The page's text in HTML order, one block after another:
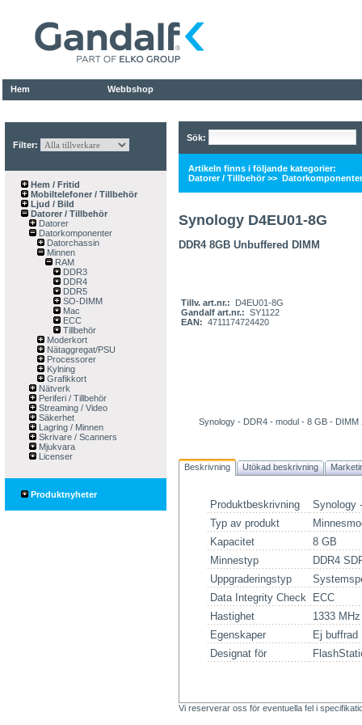
Hem Webbshop
Filter:
Hem / Fritid
Mobiltelefoner / Tillbehör
Ljud / Bild
Datorer / Tillbehör
Datorer
Datorkomponenter
Datorchassin
Minnen
RAM
DDR3
DDR4
DDR5
SO-DIMM
Mac
ECC
Tillbehör
Moderkort
Nätaggregat/PSU
Processorer
Kylning
Grafikkort
Nätverk
Periferi / Tillbehör
Streaming / Video
Säkerhet
Lagring / Minnen
Skrivare / Scanners
Mjukvara
Licenser
Produktnyheter
Sök:
Artikeln finns i följande kategorier:
Datorer / Tillbehör>> Datorkomponenter
Synology D4EU01-8G
DDR4 8GB Unbuffered DIMM
Tillv. art.nr.:
D4EU01-8G
Gandalf art.nr.: SY1122
EAN: 4711174724420
Synology - DDR4 - modul - 8 GB -
Beskrivning Utökad beskrivning
Produktbeskrivning
Synology
Typ av produkt
Kapacitet
8 GB
Minnestyp
DDR4
Uppgraderingstyp
Data Integrity Check
ECC
Hastighet
1333 MHz
Egenskaper
Ej buffrad
Designat för
Vi reserverar oss för eventuella fel i